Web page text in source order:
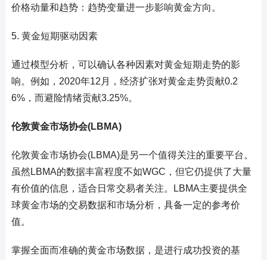
价格动量和趋势：趋势变量进一步影响黄金方向。
5. 黄金短期驱动因素
通过模型分析，可以确认各种因素对黄金短期走势的影
响。例如，2020年12月，经济扩张对黄金走势贡献0.2
6%，而避险情绪贡献3.25%。
伦敦黄金市场协会(LBMA)
伦敦黄金市场协会(LBMA)是另一个值得关注的重要平台。
虽然LBMA的数据丰富程度不如WGC，但它仍提供了大量
有价值的信息，适合日常交易者关注。LBMA主要提供全
球黄金市场的交易数据和市场分析，具备一定的参考价
值。
掌握全面而准确的黄金市场数据，是进行成功投资的基